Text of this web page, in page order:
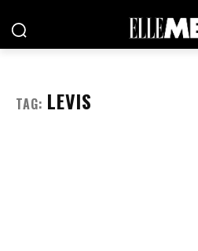
TAG: LEVIS